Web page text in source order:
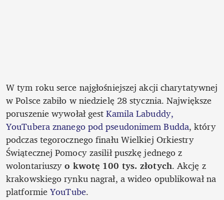
W tym roku serce najgłośniejszej akcji charytatywnej
w Polsce zabiło w niedzielę 28 stycznia. Największe
poruszenie wywołał gest Kamila Labuddy,
YouTubera znanego pod pseudonimem Budda, który
podczas tegorocznego finału Wielkiej Orkiestry
Świątecznej Pomocy zasilił puszkę jednego z
wolontariuszy o kwotę 100 tys. złotych. Akcję z
krakowskiego rynku nagrał, a wideo opublikował na
platformie YouTube.